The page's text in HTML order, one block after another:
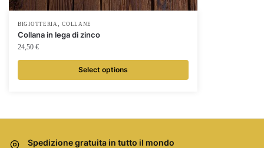
BIGIOTTERIA ,COLLANE
Collana in lega di zinco
24,50 €
Select options
Spedizione gratuita in tutto il mondo